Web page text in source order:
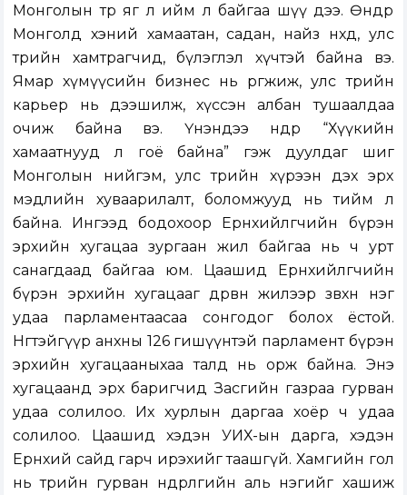
Монголын төр яг л ийм л байгаа шүү дээ. Өнөөдөр
Монголд хэний хамаатан, садан, найз нөхөд, улс
төрийн хамтрагчид, бүлэглэл хүчтэй байна вэ.
Ямар хүмүүсийн бизнес нь өргөжиж, улс төрийн
карьер нь дээшилж, хүссэн албан тушаалдаа
очиж байна вэ. Үнэндээ өнөөдөр “Хүүкийн
хамаатнууд л гоё байна” гэж дуулдаг шиг
Монголын нийгэм, улс төрийн хүрээн дэх эрх
мэдлийн хуваарилалт, боломжууд нь тийм л
байна. Ингээд бодохоор Ерөнхийлөгчийн бүрэн
эрхийн хугацаа зургаан жил байгаа нь ч урт
санагдаад байгаа юм. Цаашид Ерөнхийлөгчийн
бүрэн эрхийн хугацааг дөрвөн жилээр зөвхөн нэг
удаа парламентаасаа сонгодог болох ёстой.
Нөгөөтэйгүүр анхны 126 гишүүнтэй парламент бүрэн
эрхийн хугацааныхаа талд нь орж байна. Энэ
хугацаанд эрх баригчид Засгийн газраа гурван
удаа солилоо. Их хурлын даргаа хоёр ч удаа
солилоо. Цаашид хэдэн УИХ-ын дарга, хэдэн
Ерөнхий сайд гарч ирэхийг таашгүй. Хамгийн гол
нь төрийн гурван өндөрлөгийн аль нэгийг хашиж